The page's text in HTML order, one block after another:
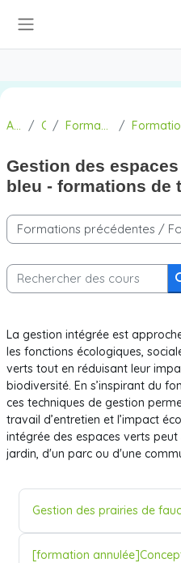
Accueil Cours Formations précédentes
Gestion des
bleu - formations de
Catégories de cours
Rechercher des cours
La gestion intégrée est
les fonctions écologiques,
verts tout en réduisant leur
biodiversité. En s’inspirant du
ces techniques de gestion
travail d’entretien et l’impact
intégrée des espaces verts
jardin, d'un parc ou d'une
Nom du cours
Gestion des prairies de
Nom du cours
[formation